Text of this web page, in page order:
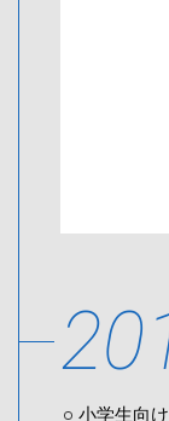
小学生向